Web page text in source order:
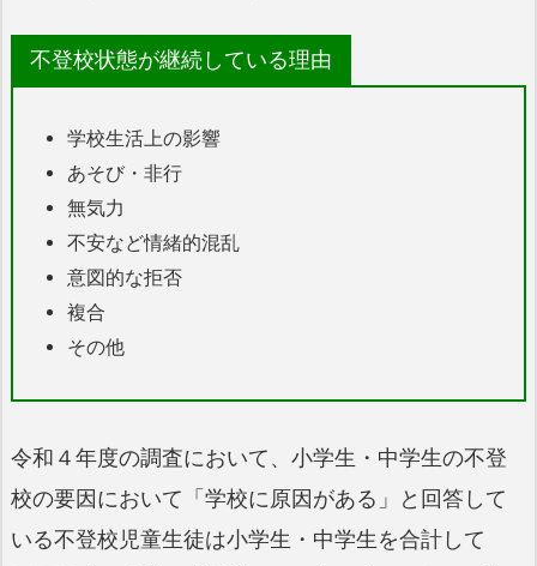
不登校状態が継続している理由
学校生活上の影響
あそび・非行
無気力
不安など情緒的混乱
意図的な拒否
複合
その他
令和４年度の調査において、小学生・中学生の不登
校の要因において「学校に原因がある」と回答して
いる不登校児童生徒は小学生・中学生を合計して